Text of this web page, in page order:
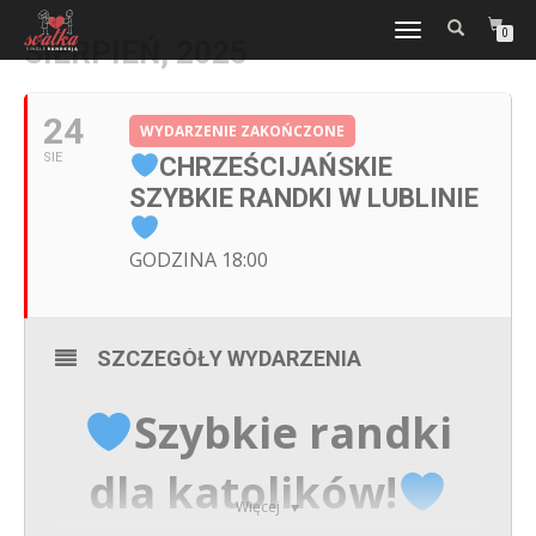
WŁĄCZ
0
SIERPIEŃ, 2025
24
SIE
WYDARZENIE ZAKOŃCZONE
CHRZEŚCIJAŃSKIE
SZYBKIE RANDKI W LUBLINIE
GODZINA 18:00
Więcej
SZCZEGÓŁY WYDARZENIA
Szybkie randki
dla katolików!